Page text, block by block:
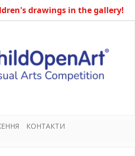
drawings in the gallery!
КОНТАКТИ